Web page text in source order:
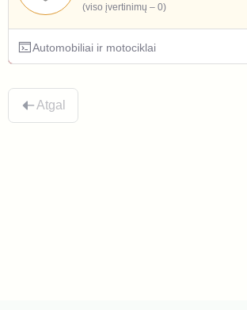
(viso įvertinimų – 0)
Automobiliai ir motociklai
Atgal